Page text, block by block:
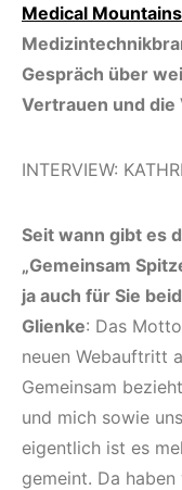
Medical
Gespräch über
Vertrauen und
INTERVIEW:
Seit wann gibt es
„Gemeinsam
ja auch für Sie
Glienke: Das
neuen Webauftritt
Gemeinsam
und mich sowie
eigentlich ist es
gemeint. Da